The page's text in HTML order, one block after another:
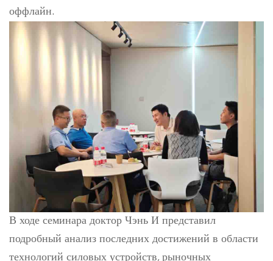
оффлайн.
В ходе семинара доктор Чэнь И представил
подробный анализ последних достижений в области
технологий силовых устройств, рыночных